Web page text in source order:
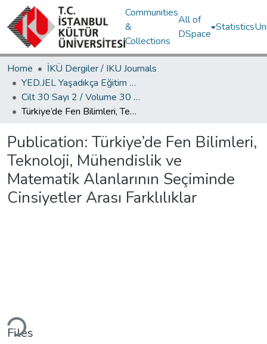
Communities
&
Collections
All of
DSpace
Statistics
Home
İKÜ Dergiler / IKU Journals
YED.JEL Yaşadıkça Eğitim Dergisi / Journal of Education For Life
Cilt 30 Sayı 2 / Volume 30 Issue 2
Türkiye’de Fen Bilimleri, Teknoloji, Mühendislik ve Matematik Alanlarının Seçiminde Cinsiyetler Arası Farklılıklar
Publication: Türkiye’de Fen Bilimleri,
Teknoloji, Mühendislik ve
Matematik Alanlarının Seçiminde
Cinsiyetler Arası Farklılıklar
Loading...
Files